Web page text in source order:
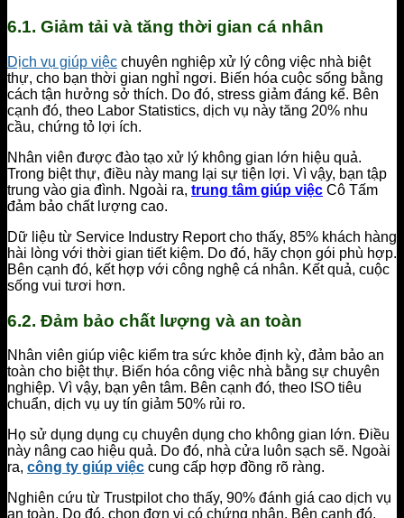
6.1. Giảm tải và tăng thời gian cá nhân
Dịch vụ giúp việc chuyên nghiệp xử lý công việc nhà biệt
thự, cho bạn thời gian nghỉ ngơi. Biến hóa cuộc sống bằng
cách tận hưởng sở thích. Do đó, stress giảm đáng kể. Bên
cạnh đó, theo Labor Statistics, dịch vụ này tăng 20% nhu
cầu, chứng tỏ lợi ích.
Nhân viên được đào tạo xử lý không gian lớn hiệu quả.
Trong biệt thự, điều này mang lại sự tiện lợi. Vì vậy, bạn tập
trung vào gia đình. Ngoài ra, trung tâm giúp việc Cô Tấm
đảm bảo chất lượng cao.
Dữ liệu từ Service Industry Report cho thấy, 85% khách hàng
hài lòng với thời gian tiết kiệm. Do đó, hãy chọn gói phù hợp.
Bên cạnh đó, kết hợp với công nghệ cá nhân. Kết quả, cuộc
sống vui tươi hơn.
6.2. Đảm bảo chất lượng và an toàn
Nhân viên giúp việc kiểm tra sức khỏe định kỳ, đảm bảo an
toàn cho biệt thự. Biến hóa công việc nhà bằng sự chuyên
nghiệp. Vì vậy, bạn yên tâm. Bên cạnh đó, theo ISO tiêu
chuẩn, dịch vụ uy tín giảm 50% rủi ro.
Họ sử dụng dụng cụ chuyên dụng cho không gian lớn. Điều
này nâng cao hiệu quả. Do đó, nhà cửa luôn sạch sẽ. Ngoài
ra, công ty giúp việc cung cấp hợp đồng rõ ràng.
Nghiên cứu từ Trustpilot cho thấy, 90% đánh giá cao dịch vụ
an toàn. Do đó, chọn đơn vị có chứng nhận. Bên cạnh đó,